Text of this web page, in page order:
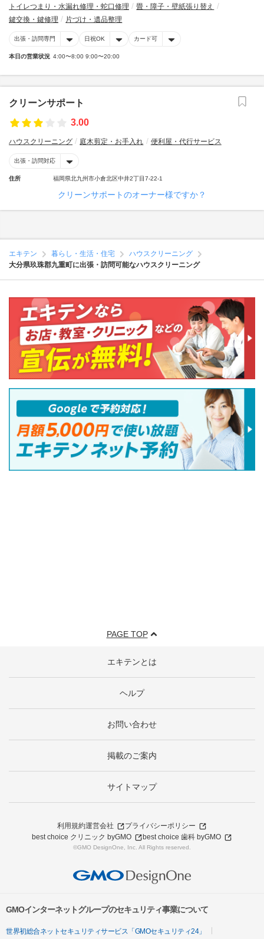
トイレつまり・水漏れ修理・蛇口修理
畳・障子・壁紙張り替え
鍵交換・鍵修理
片づけ・遺品整理
出張・訪問専門 日祝OK カード可
本日の営業状況 4:00〜8:00 9:00〜20:00
クリーンサポート
3.00
ハウスクリーニング 庭木剪定・お手入れ 便利屋・代行サービス
出張・訪問対応
住所 福岡県北九州市小倉北区中井2丁目7-22-1
クリーンサポートのオーナー様ですか？
エキテン 暮らし・生活・住宅
ハウスクリーニング
大分県玖珠郡九重町に出張・訪問可能なハウスクリーニング
PAGE TOP
エキテンとは
ヘルプ
お問い合わせ
掲載のご案内
サイトマップ
利用規約運営会社
プライバシーポリシー
best choice クリニック byGMO
best choice 歯科 byGMO
©GMO DesignOne, Inc. All Rights reserved.
GMOインターネットグループのセキュリティ事業について
世界初総合ネットセキュリティサービス「GMOセキュリティ24」